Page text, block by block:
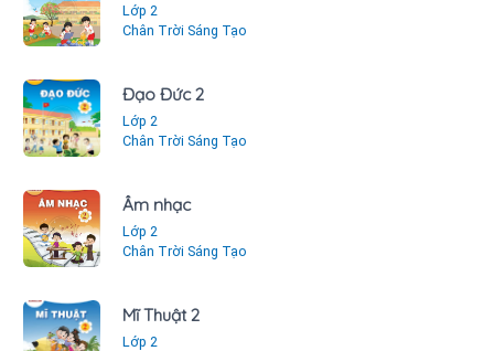
Lớp 2
Chân Trời Sáng Tạo
Đạo Đức 2
Lớp 2
Chân Trời Sáng Tạo
Âm nhạc
Lớp 2
Chân Trời Sáng Tạo
Mĩ Thuật 2
Lớp 2